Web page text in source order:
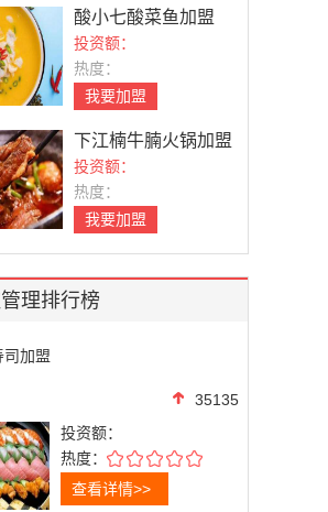
酸小七酸菜鱼加盟
投资额：
热度：
我要加盟
下江楠牛腩火锅加盟
投资额：
热度：
我要加盟
理排行榜
司加盟
35135
投资额：
热度：
查看详情>>